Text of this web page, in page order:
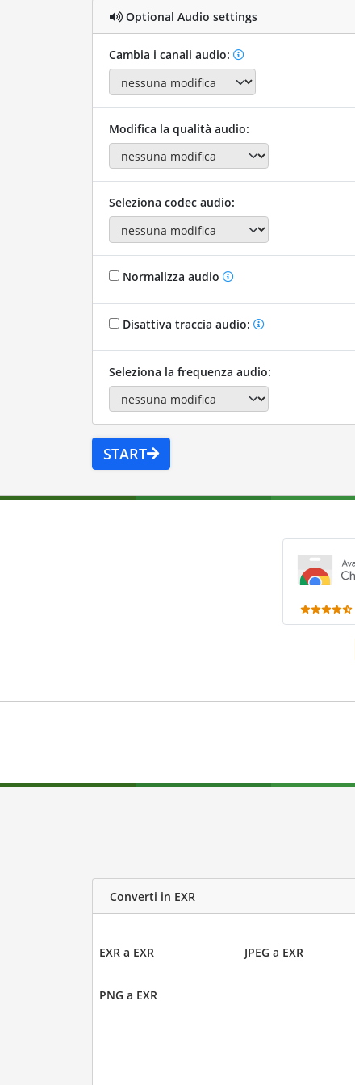
Optional Audio settings
Cambia i canali audio:
Modifica la qualità audio:
Seleziona codec audio:
Normalizza audio
Disattiva traccia audio:
Seleziona la frequenza audio:
START
Converti in EXR
EXR a EXR JPEG a EXR
PNG a EXR